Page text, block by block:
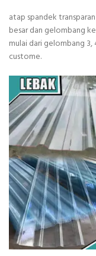
atap spandek
besar dan gelombang
mulai dari gelombang 3,
custome.